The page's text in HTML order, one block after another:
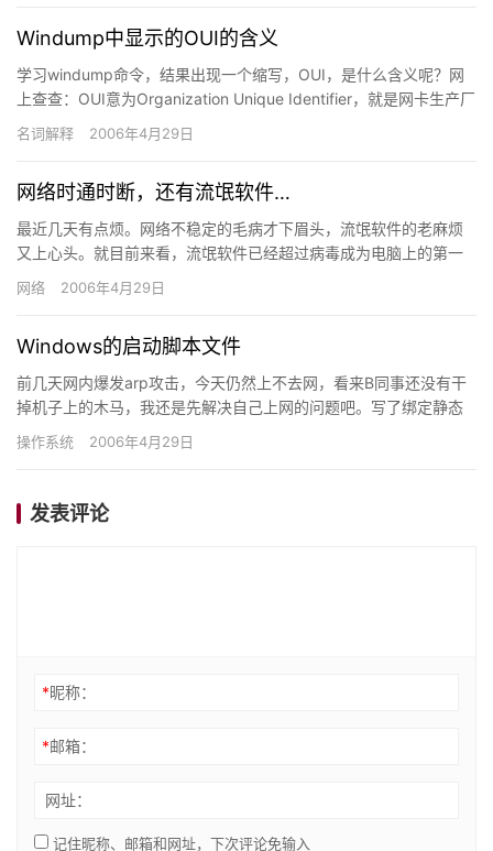
Windump中显示的OUI的含义
学习windump命令，结果出现一个缩写，OUI，是什么含义呢？网
上查查：OUI意为Organization Unique Identifier，就是网卡生产厂
商的标识。在任何一块…
名词解释 2006年4月29日
网络时通时断，还有流氓软件…
最近几天有点烦。网络不稳定的毛病才下眉头，流氓软件的老麻烦
又上心头。就目前来看，流氓软件已经超过病毒成为电脑上的第一
公害了，一方面对流氓软件还找不到彻底的防护手段，另一方面
3721…
网络 2006年4月29日
Windows的启动脚本文件
前几天网内爆发arp攻击，今天仍然上不去网，看来B同事还没有干
掉机子上的木马，我还是先解决自己上网的问题吧。写了绑定静态
arp表的脚本，但是需要设置此脚本以开机自动运行。上网的代理…
操作系统 2006年4月29日
发表评论
*昵称：
*邮箱：
网址：
记住昵称、邮箱和网址，下次评论免输入